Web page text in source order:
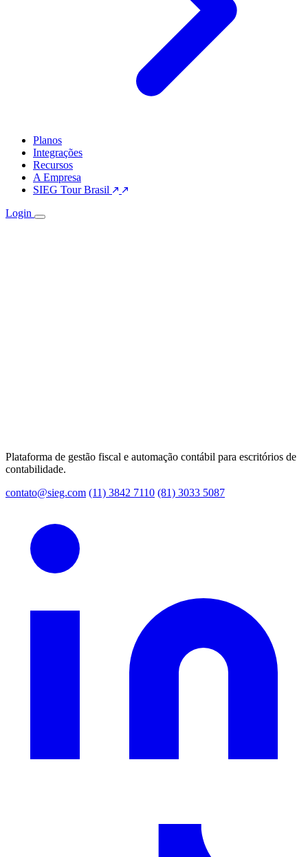
Planos
Integrações
Recursos
A Empresa
SIEG Tour Brasil
Login
Plataforma de gestão fiscal e automação contábil para escritórios de
contabilidade.
contato@sieg.com (11) 3842 7110 (81) 3033 5087